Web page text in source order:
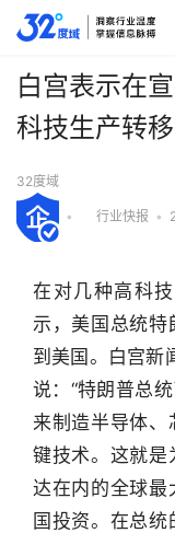
行
业
白宫表示在
科技生产转
32度域
• 行业快报 •
在对几种高科
示，美国总统特
到美国。白宫新
说：“特朗普总
来制造半导体、
键技术。这就是
达在内的全球最
国投资。在总